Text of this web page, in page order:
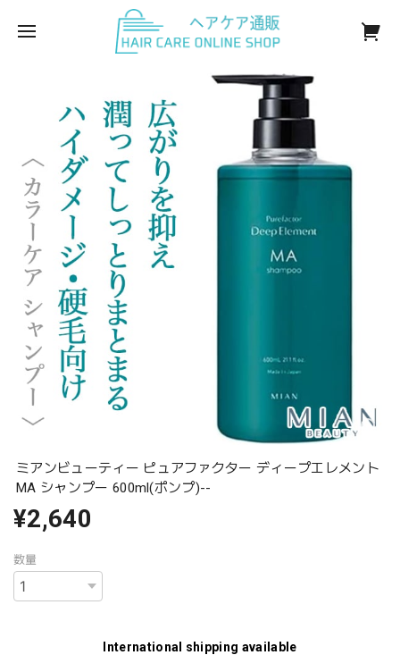
ミアンビューティー ピュアファクター ディープエレメント
MA シャンプー 600ml(ポンプ)--
¥2,640
数量
International shipping available